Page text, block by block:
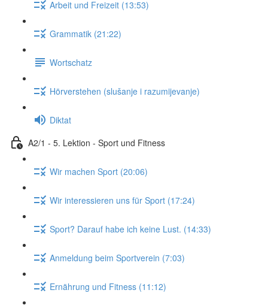
Arbeit und Freizeit (13:53)
Grammatik (21:22)
Wortschatz
Hörverstehen (slušanje i razumijevanje)
Diktat
A2/1 - 5. Lektion - Sport und Fitness
Wir machen Sport (20:06)
Wir interessieren uns für Sport (17:24)
Sport? Darauf habe ich keine Lust. (14:33)
Anmeldung beim Sportverein (7:03)
Ernährung und Fitness (11:12)